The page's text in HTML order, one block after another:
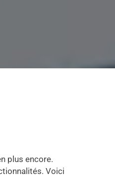
plus encore.
Voici